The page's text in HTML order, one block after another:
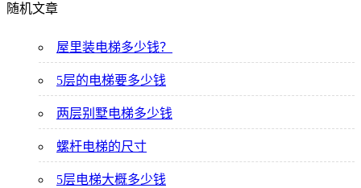
随机文章
屋里装电梯多少钱？
5层的电梯要多少钱
两层别墅电梯多少钱
螺杆电梯的尺寸
5层电梯大概多少钱